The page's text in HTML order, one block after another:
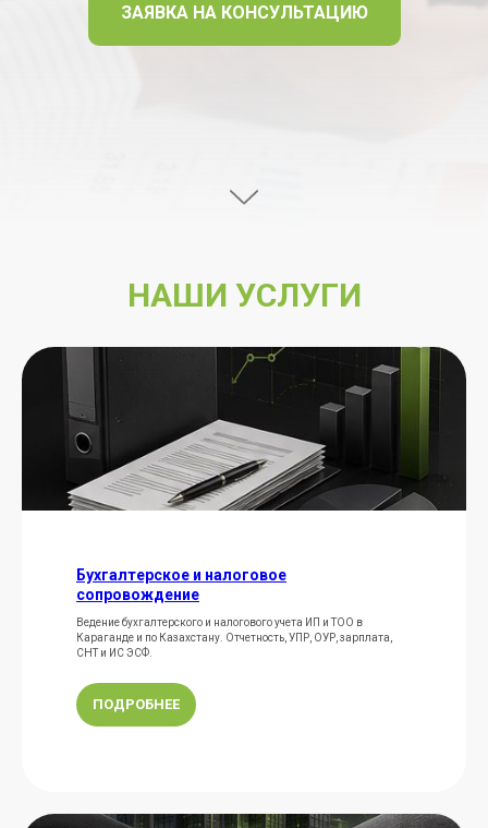
ЗАЯВКА НА КОНСУЛЬТАЦИЮ
НАШИ УСЛУГИ
Бухгалтерское и налоговое
сопровождение
Ведение бухгалтерского и налогового учета ИП и ТОО в
Караганде и по Казахстану. Отчетность, УПР, ОУР, зарплата,
СНТ и ИС ЭСФ.
ПОДРОБНЕЕ